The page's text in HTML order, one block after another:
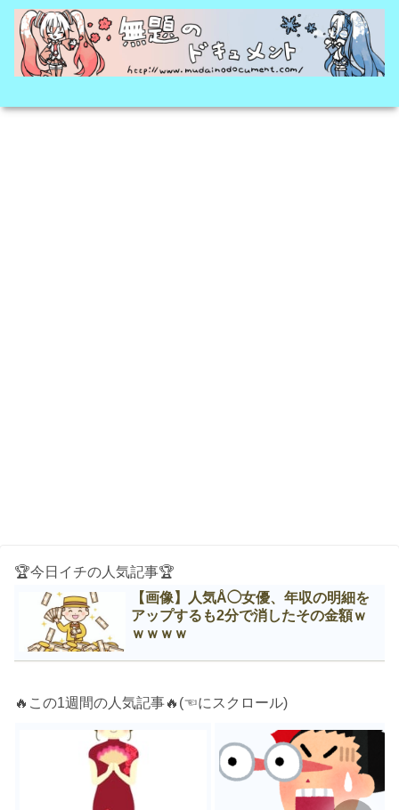
🏆今日イチの人気記事🏆
【画像】人気Å◯女優、年収の明細を
アップするも2分で消したその金額ｗ
ｗｗｗｗ
🔥この1週間の人気記事🔥(☜にスクロール)